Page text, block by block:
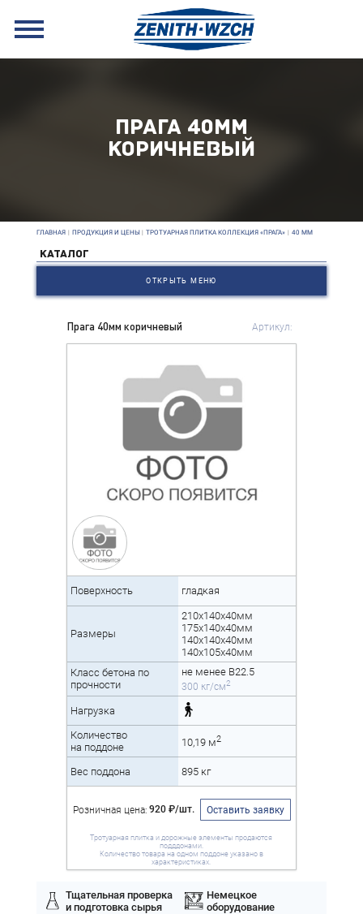
ПРАГА 40ММ
КОРИЧНЕВЫЙ
ГЛАВНАЯ ПРОДУКЦИЯ И ЦЕНЫ ТРОТУАРНАЯ ПЛИТКА КОЛЛЕКЦИЯ «ПРАГА» 40 ММ
КАТАЛОГ
ОТКРЫТЬ МЕНЮ
Прага 40мм коричневый Артикул:
Поверхность гладкая
Размеры
210x140x40мм
175x140x40мм
140x140x40мм
140x105x40мм
Класс бетона по
прочности
не менее B22.5
300 кг/см2
Нагрузка
Количество
на поддоне
10,19 м2
Вес поддона 895 кг
Розничная цена: 920 ₽/шт. Оставить заявку
Тротуарная плитка и дорожные элементы продаются
подддонами.
Количество товара на одном поддоне указано в
характеристиках.
Тщательная проверка
и подготовка сырья
Немецкое
оборудование